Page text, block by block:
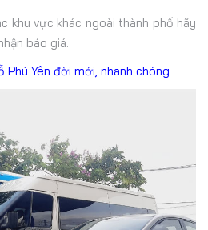
khu vực khác ngoài thành phố hãy
báo giá.
Phú Yên đời mới, nhanh chóng